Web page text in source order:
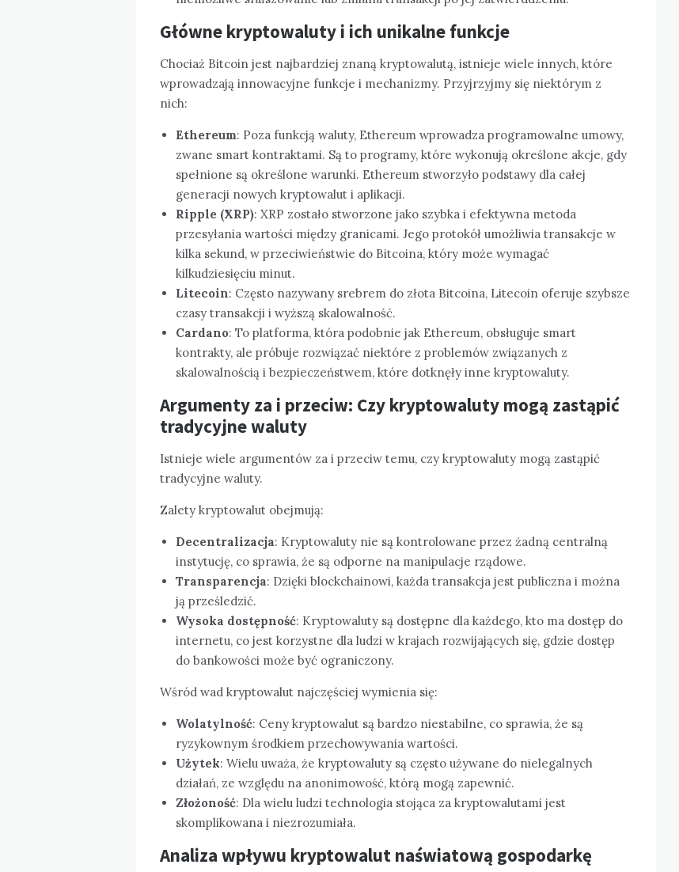
Główne kryptowaluty i ich unikalne funkcje
Chociaż Bitcoin jest najbardziej znaną kryptowalutą, istnieje wiele innych, które
wprowadzają innowacyjne funkcje i mechanizmy. Przyjrzyjmy się niektórym z
nich:
Ethereum: Poza funkcją waluty, Ethereum wprowadza programowalne umowy,
zwane smart kontraktami. Są to programy, które wykonują określone akcje, gdy
spełnione są określone warunki. Ethereum stworzyło podstawy dla całej
generacji nowych kryptowalut i aplikacji.
Ripple (XRP): XRP zostało stworzone jako szybka i efektywna metoda
przesyłania wartości między granicami. Jego protokół umożliwia transakcje w
kilka sekund, w przeciwieństwie do Bitcoina, który może wymagać
kilkudziesięciu minut.
Litecoin: Często nazywany srebrem do złota Bitcoina, Litecoin oferuje szybsze
czasy transakcji i wyższą skalowalność.
Cardano: To platforma, która podobnie jak Ethereum, obsługuje smart
kontrakty, ale próbuje rozwiązać niektóre z problemów związanych z
skalowalnością i bezpieczeństwem, które dotknęły inne kryptowaluty.
Argumenty za i przeciw: Czy kryptowaluty mogą zastąpić
tradycyjne waluty
Istnieje wiele argumentów za i przeciw temu, czy kryptowaluty mogą zastąpić
tradycyjne waluty.
Zalety kryptowalut obejmują:
Decentralizacja: Kryptowaluty nie są kontrolowane przez żadną centralną
instytucję, co sprawia, że są odporne na manipulacje rządowe.
Transparencja: Dzięki blockchainowi, każda transakcja jest publiczna i można
ją prześledzić.
Wysoka dostępność: Kryptowaluty są dostępne dla każdego, kto ma dostęp do
internetu, co jest korzystne dla ludzi w krajach rozwijających się, gdzie dostęp
do bankowości może być ograniczony.
Wśród wad kryptowalut najczęściej wymienia się:
Wolatylność: Ceny kryptowalut są bardzo niestabilne, co sprawia, że są
ryzykownym środkiem przechowywania wartości.
Użytek: Wielu uważa, że kryptowaluty są często używane do nielegalnych
działań, ze względu na anonimowość, którą mogą zapewnić.
Złożoność: Dla wielu ludzi technologia stojąca za kryptowalutami jest
skomplikowana i niezrozumiała.
Analiza wpływu kryptowalut naświatową gospodarkę